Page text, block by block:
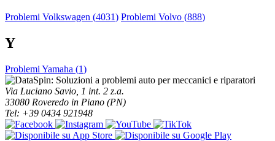
Problemi Volkswagen (4031) Problemi Volvo (888)
Y
Problemi Yamaha (1)
Via Luciano Savio, 1 int. 2 z.a.
33080 Roveredo in Piano (PN)
Tel: +39 0434 921948